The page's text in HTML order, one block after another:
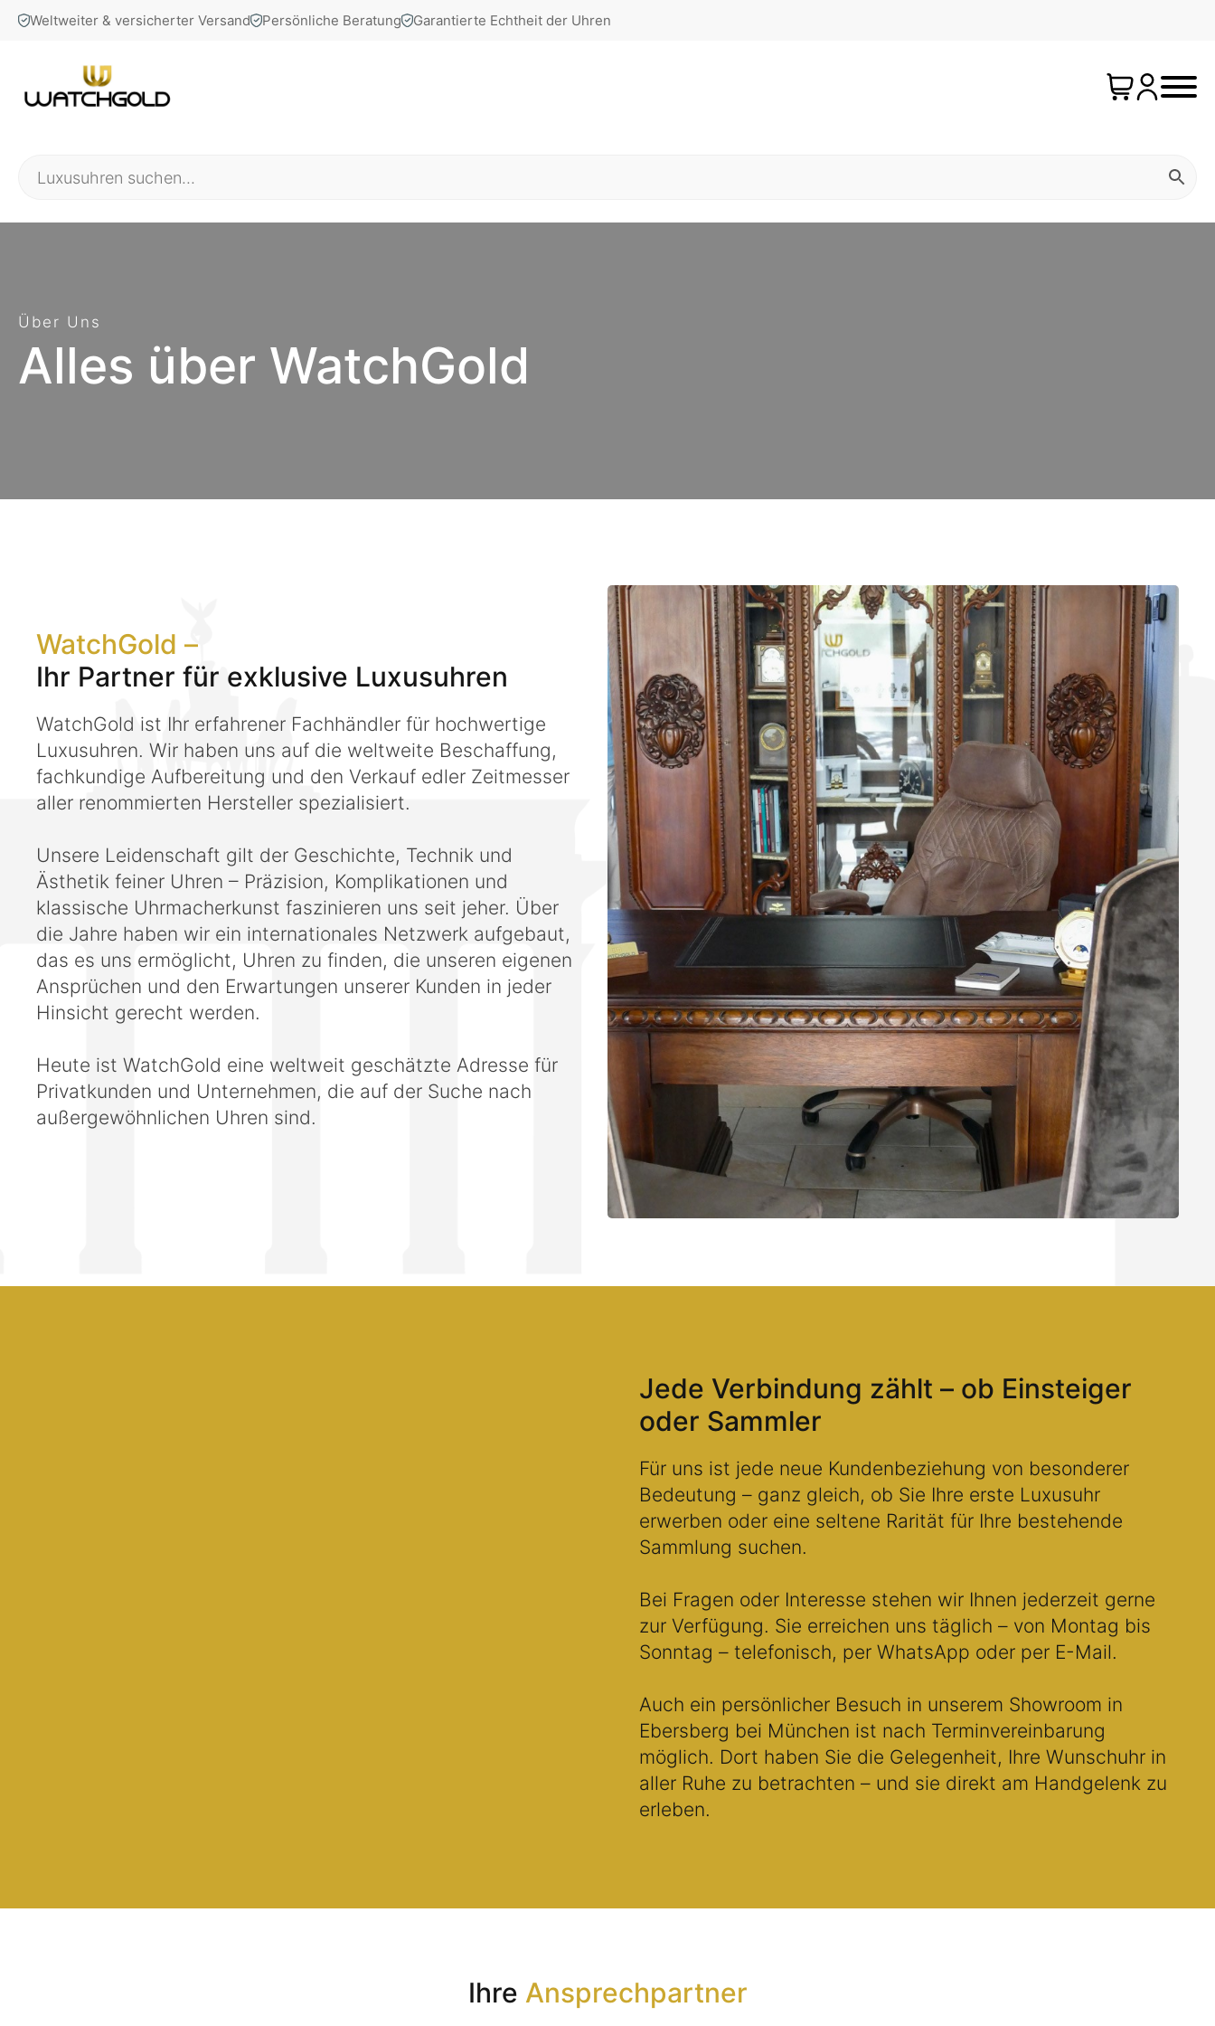
Weltweiter & versicherter Versand Persönliche Beratung Garantierte Echtheit der Uhren
Über Uns
Alles über WatchGold
WatchGold –
Ihr Partner für exklusive Luxusuhren
WatchGold ist Ihr erfahrener Fachhändler für hochwertige
Luxusuhren. Wir haben uns auf die weltweite Beschaffung,
fachkundige Aufbereitung und den Verkauf edler Zeitmesser
aller renommierten Hersteller spezialisiert.
Unsere Leidenschaft gilt der Geschichte, Technik und
Ästhetik feiner Uhren – Präzision, Komplikationen und
klassische Uhrmacherkunst faszinieren uns seit jeher. Über
die Jahre haben wir ein internationales Netzwerk aufgebaut,
das es uns ermöglicht, Uhren zu finden, die unseren eigenen
Ansprüchen und den Erwartungen unserer Kunden in jeder
Hinsicht gerecht werden.
Heute ist WatchGold eine weltweit geschätzte Adresse für
Privatkunden und Unternehmen, die auf der Suche nach
außergewöhnlichen Uhren sind.
Jede Verbindung zählt – ob Einsteiger
oder Sammler
Für uns ist jede neue Kundenbeziehung von besonderer
Bedeutung – ganz gleich, ob Sie Ihre erste Luxusuhr
erwerben oder eine seltene Rarität für Ihre bestehende
Sammlung suchen.
Bei Fragen oder Interesse stehen wir Ihnen jederzeit gerne
zur Verfügung. Sie erreichen uns täglich – von Montag bis
Sonntag – telefonisch, per WhatsApp oder per E-Mail.
Auch ein persönlicher Besuch in unserem Showroom in
Ebersberg bei München ist nach Terminvereinbarung
möglich. Dort haben Sie die Gelegenheit, Ihre Wunschuhr in
aller Ruhe zu betrachten – und sie direkt am Handgelenk zu
erleben.
Ihre Ansprechpartner